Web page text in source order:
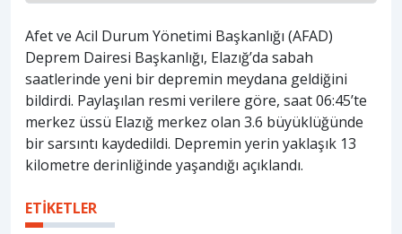
Afet ve Acil Durum Yönetimi Başkanlığı (AFAD)
Deprem Dairesi Başkanlığı, Elazığ’da sabah
saatlerinde yeni bir depremin meydana geldiğini
bildirdi. Paylaşılan resmi verilere göre, saat 06:45’te
merkez üssü Elazığ merkez olan 3.6 büyüklüğünde
bir sarsıntı kaydedildi. Depremin yerin yaklaşık 13
kilometre derinliğinde yaşandığı açıklandı.
ETİKETLER